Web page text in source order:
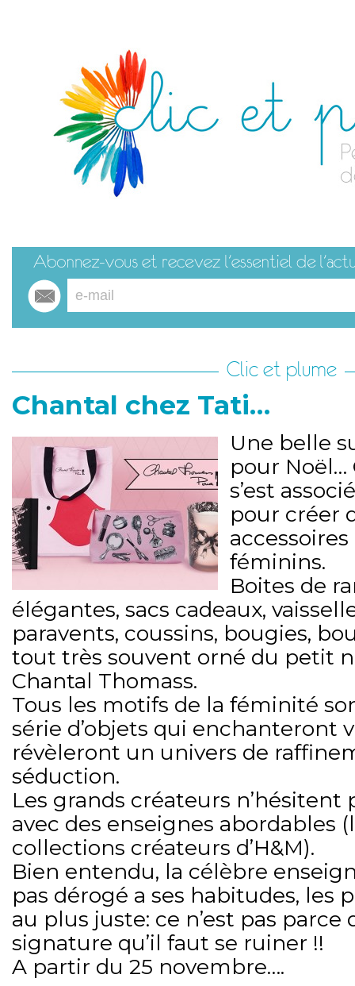
Clic et plume
Chantal chez Tati…
Une belle
pour Noël…
s’est
pour créer
féminins.
Boites de
élégantes, sacs cadeaux,
paravents, coussins, bougies,
tout très souvent orné du petit
Chantal Thomass.
Tous les motifs de la féminité
série d’objets qui enchanteront
révèleront un univers de
séduction.
Les grands créateurs n’hésitent
avec des enseignes abordables
collections créateurs d’H&M).
Bien entendu, la célèbre
pas dérogé a ses habitudes, les
au plus juste: ce n’est pas parce
signature qu’il faut se ruiner !!
A partir du 25 novembre….